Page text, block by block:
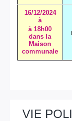
16/12/2024
à
à 18h00
dans la
Maison
communale
VIE